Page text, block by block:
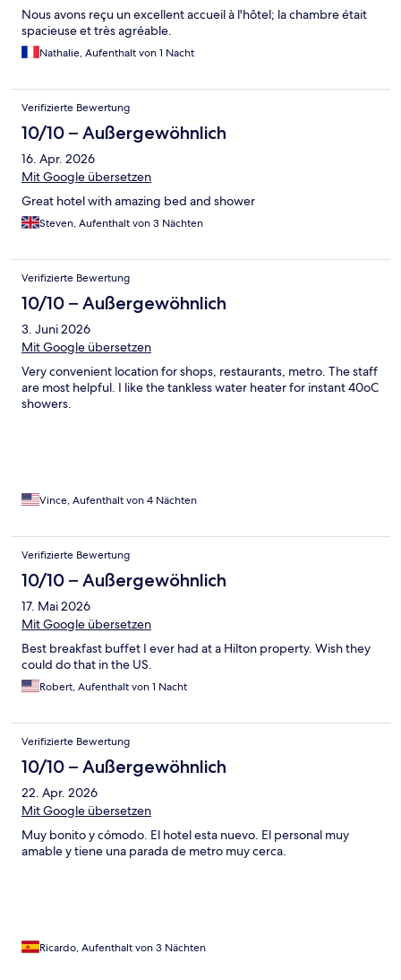
Nous avons reçu un excellent accueil à l'hôtel; la chambre était
spacieuse et très agréable.
Nathalie, Aufenthalt von 1 Nacht
Verifizierte Bewertung
10/10 – Außergewöhnlich
16. Apr. 2026
Mit Google übersetzen
Great hotel with amazing bed and shower
Steven, Aufenthalt von 3 Nächten
Verifizierte Bewertung
10/10 – Außergewöhnlich
3. Juni 2026
Mit Google übersetzen
Very convenient location for shops, restaurants, metro. The staff
are most helpful. I like the tankless water heater for instant 40oC
showers.
Vince, Aufenthalt von 4 Nächten
Verifizierte Bewertung
10/10 – Außergewöhnlich
17. Mai 2026
Mit Google übersetzen
Best breakfast buffet I ever had at a Hilton property. Wish they
could do that in the US.
Robert, Aufenthalt von 1 Nacht
Verifizierte Bewertung
10/10 – Außergewöhnlich
22. Apr. 2026
Mit Google übersetzen
Muy bonito y cómodo. El hotel esta nuevo. El personal muy
amable y tiene una parada de metro muy cerca.
Ricardo, Aufenthalt von 3 Nächten